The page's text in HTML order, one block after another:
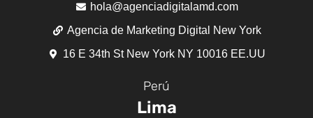
hola@agenciadigitalamd.com
Agencia de Marketing Digital New York
16 E 34th St New York NY 10016 EE.UU
Perú
Lima